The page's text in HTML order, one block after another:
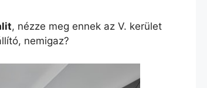
, nézze meg ennek az V. kerület
nemigaz?